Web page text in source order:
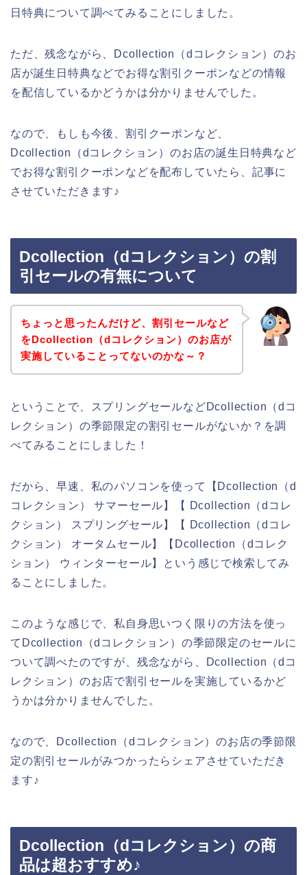
日特典について調べてみることにしました。
ただ、残念ながら、Dcollection（dコレクション）のお
店が誕生日特典などでお得な割引クーポンなどの情報
を配信しているかどうかは分かりませんでした。
なので、もしも今後、割引クーポンなど、
Dcollection（dコレクション）のお店の誕生日特典など
でお得な割引クーポンなどを配布していたら、記事に
させていただきます♪
Dcollection（dコレクション）の割
引セールの有無について
ちょっと思ったんだけど、割引セールなど
をDcollection（dコレクション）のお店が
実施していることってないのかな～？
ということで、スプリングセールなどDcollection（dコ
レクション）の季節限定の割引セールがないか？を調
べてみることにしました！
だから、早速、私のパソコンを使って【Dcollection（d
コレクション） サマーセール】【 Dcollection（dコレ
クション） スプリングセール】【 Dcollection（dコレ
クション） オータムセール】【Dcollection（dコレク
ション） ウィンターセール】という感じで検索してみ
ることにしました。
このような感じで、私自身思いつく限りの方法を使っ
てDcollection（dコレクション）の季節限定のセールに
ついて調べたのですが、残念ながら、Dcollection（dコ
レクション）のお店で割引セールを実施しているかど
うかは分かりませんでした。
なので、Dcollection（dコレクション）のお店の季節限
定の割引セールがみつかったらシェアさせていただき
ます♪
Dcollection（dコレクション）の商
品は超おすすめ♪